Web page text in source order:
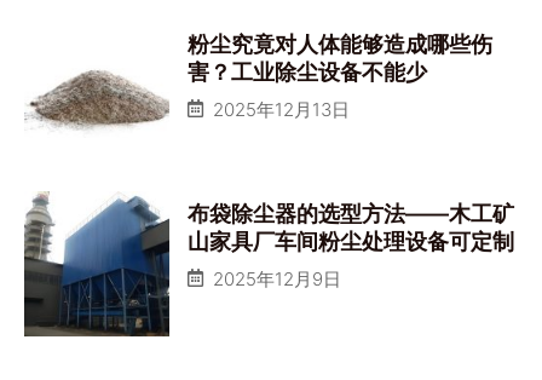
粉尘究竟对人体能够造成哪些伤
害？工业除尘设备不能少
2025年12月13日
布袋除尘器的选型方法——木工矿
山家具厂车间粉尘处理设备可定制
2025年12月9日